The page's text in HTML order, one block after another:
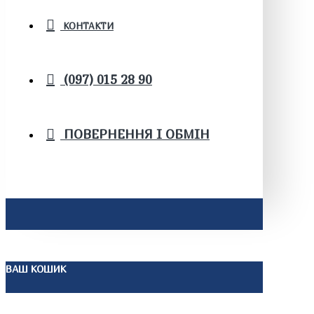
КОНТАКТИ
(097) 015 28 90
ПОВЕРНЕННЯ І ОБМІН
ВАШ КОШИК